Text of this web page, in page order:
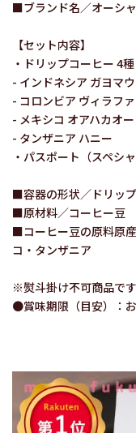
■ブランド名／オーシャ
【セット内容】
・ドリップコーヒー 4種
- インドネシア ガヨマ
- コロンビア ヴィラフ
- メキシコ オアハカオ
- タンザニア ハニー
・パスポート（スペシ
■容器の形状／ドリップ
■原材料／コーヒー豆
■コーヒー豆の原料原
コ・タンザニア
※熨斗掛け不可商品です
●賞味期限（目安）：